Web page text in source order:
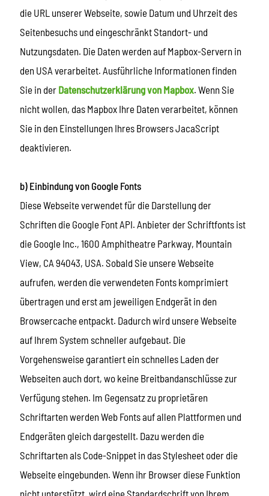
die URL unserer Webseite, sowie Datum und Uhrzeit des
Seitenbesuchs und eingeschränkt Standort- und
Nutzungsdaten. Die Daten werden auf Mapbox-Servern in
den USA verarbeitet. Ausführliche Informationen finden
Sie in der Datenschutzerklärung von Mapbox. Wenn Sie
nicht wollen, das Mapbox Ihre Daten verarbeitet, können
Sie in den Einstellungen Ihres Browsers JacaScript
deaktivieren.
b) Einbindung von Google Fonts
Diese Webseite verwendet für die Darstellung der
Schriften die Google Font API. Anbieter der Schriftfonts ist
die Google Inc., 1600 Amphitheatre Parkway, Mountain
View, CA 94043, USA. Sobald Sie unsere Webseite
aufrufen, werden die verwendeten Fonts komprimiert
übertragen und erst am jeweiligen Endgerät in den
Browsercache entpackt. Dadurch wird unsere Webseite
auf Ihrem System schneller aufgebaut. Die
Vorgehensweise garantiert ein schnelles Laden der
Webseiten auch dort, wo keine Breitbandanschlüsse zur
Verfügung stehen. Im Gegensatz zu proprietären
Schriftarten werden Web Fonts auf allen Plattformen und
Endgeräten gleich dargestellt. Dazu werden die
Schriftarten als Code-Snippet in das Stylesheet oder die
Webseite eingebunden. Wenn ihr Browser diese Funktion
nicht unterstützt, wird eine Standardschrift von Ihrem